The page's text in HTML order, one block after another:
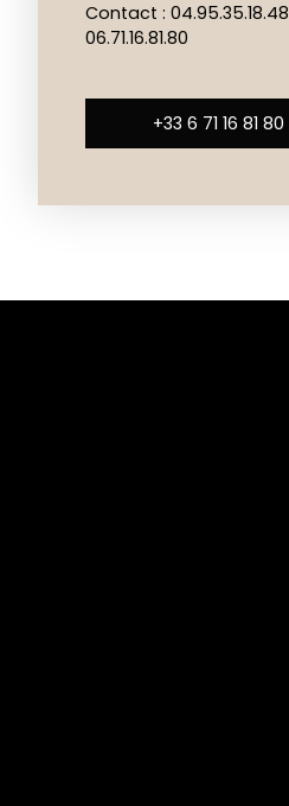
Contact : 04.95.35.18.48
06.71.16.81.80
+33 6 71 16 81 80